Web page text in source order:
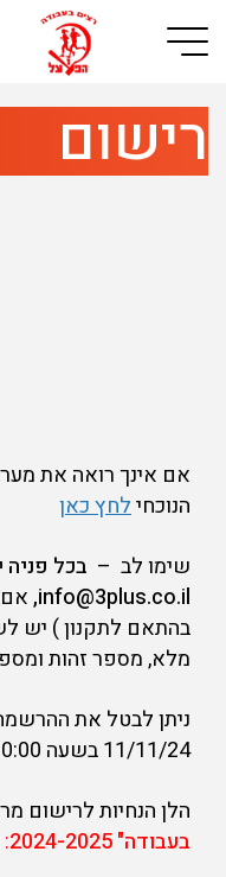
a small screen
רישום
אם אינך רואה את
הנוכחילחץ כאן
שימו לב – בכל
info@3plus.co.il, אם
בהתאם לתקנון ) יש
מלא, מספר זהות
ניתן לבטל את
11/11/24 בשעה 10:00 בבוקר.
הלן הנחיות לרישום
בעבודה" 2024-2025
: